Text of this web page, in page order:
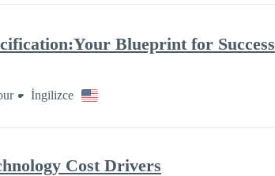
Blueprint for Success
İngilizce
Cost Drivers